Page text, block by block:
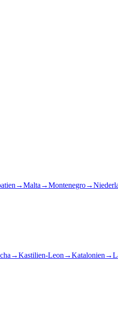
→Malta →Montenegro→
→Kastilien-Leon →Katalonien →